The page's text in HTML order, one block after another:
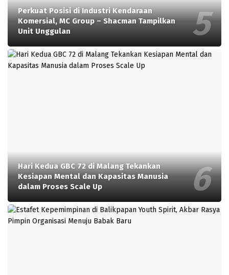
Perkuat Posisi di Industri Kendaraan
Komersial, MC Group – Shacman Tampilkan
Unit Unggulan
Hari Kedua GBC 72 di Malang Tekankan
Kesiapan Mental dan Kapasitas Manusia
dalam Proses Scale Up